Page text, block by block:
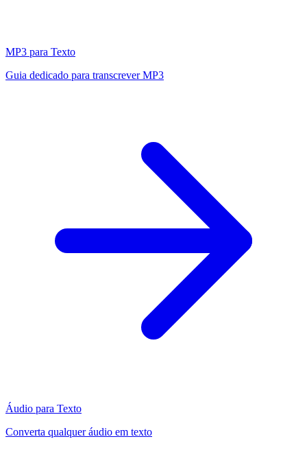
MP3 para Texto
Guia dedicado para transcrever MP3
Áudio para Texto
Converta qualquer áudio em texto